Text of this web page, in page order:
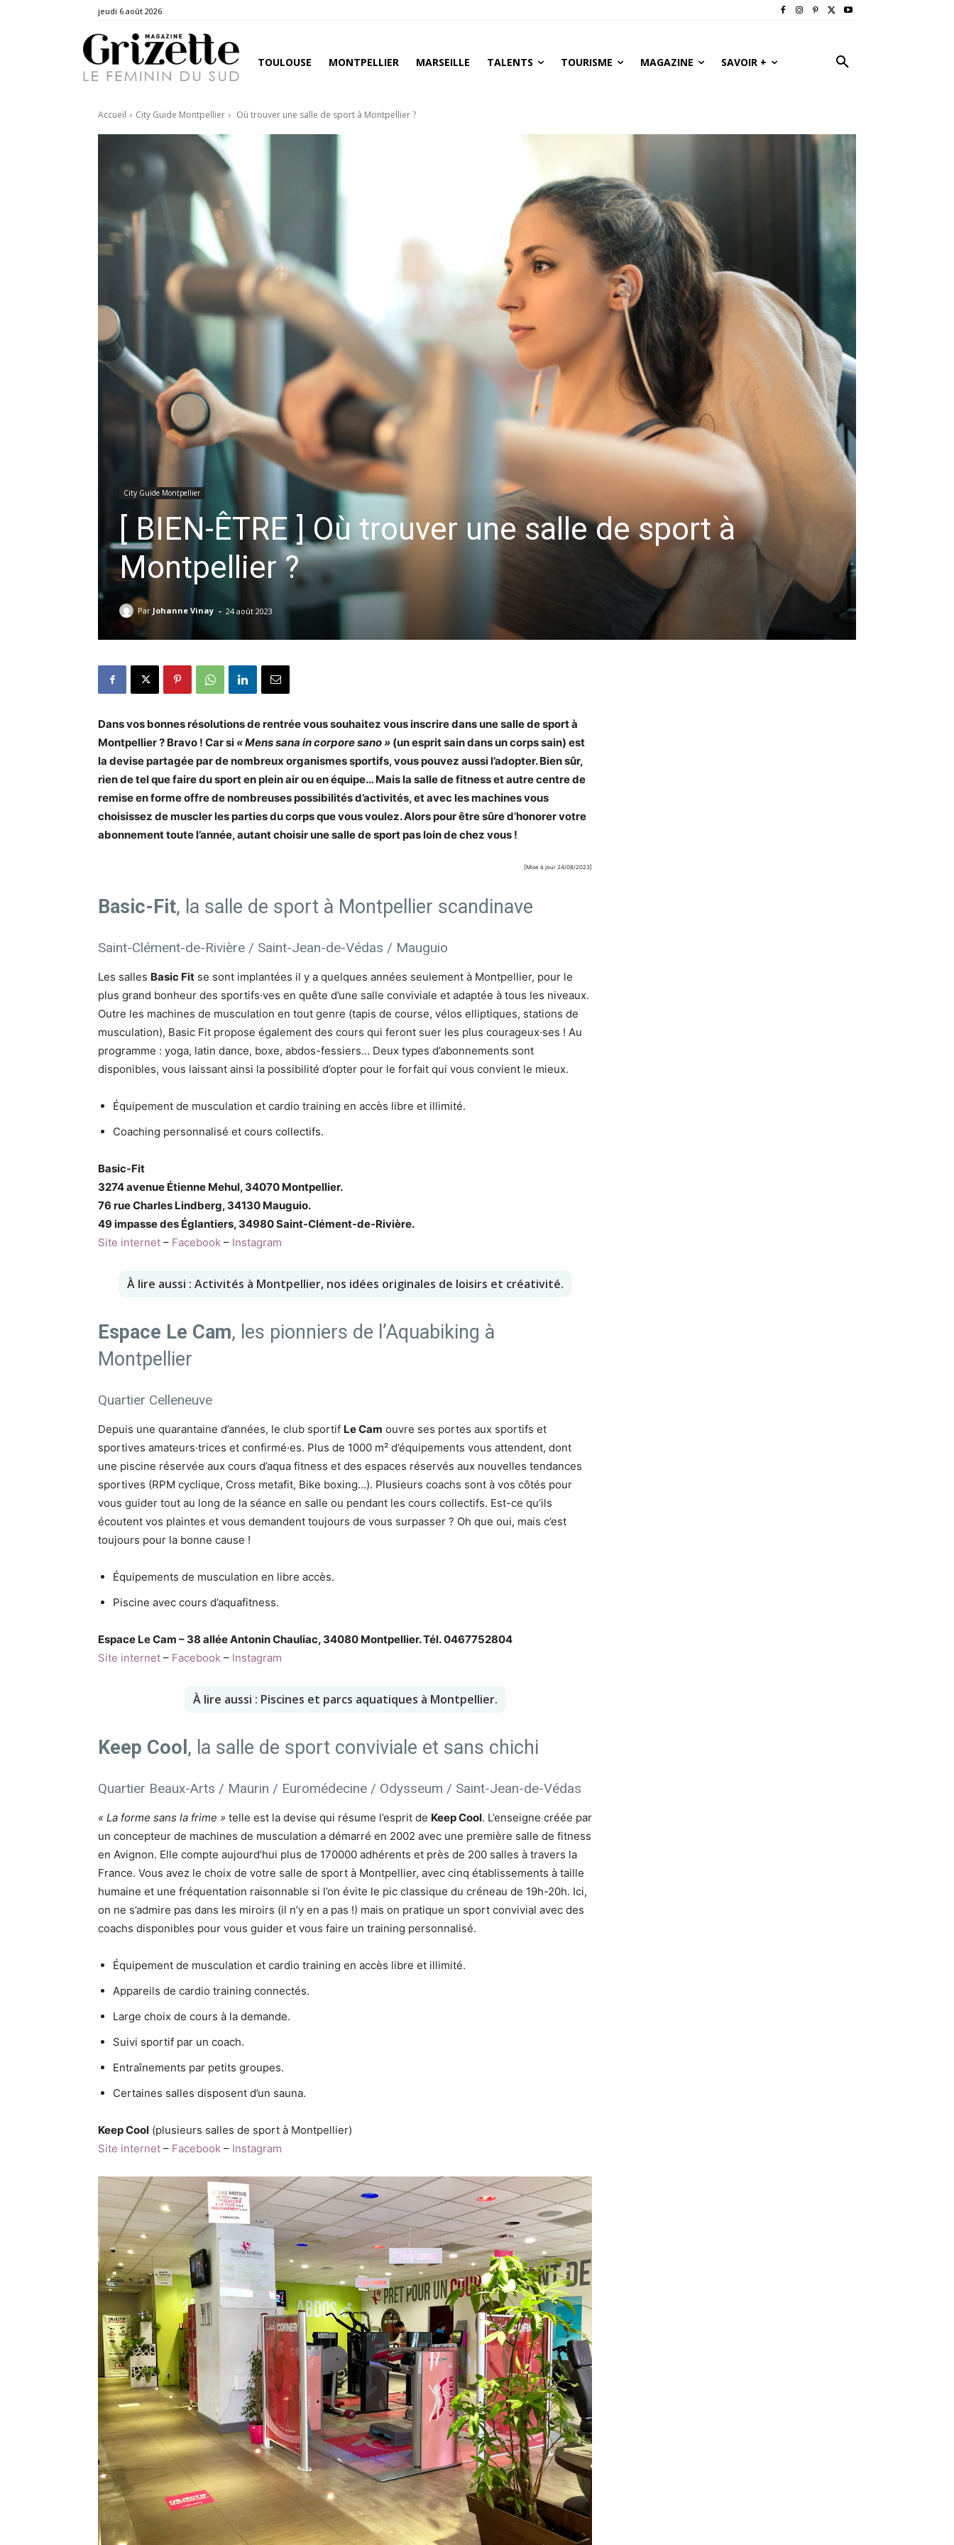
jeudi 6 août 2026
TOULOUSE MONTPELLIER MARSEILLE TALENTS TOURISME MAGAZINE SAVOIR +
Accueil City Guide Montpellier Où trouver une salle de sport à Montpellier ?
City Guide Montpellier
[ BIEN-ÊTRE ] Où trouver une salle de sport à
Montpellier ?
Par Johanne Vinay - 24 août 2023
Dans vos bonnes résolutions de rentrée vous souhaitez vous inscrire dans une salle de sport à
Montpellier ? Bravo ! Car si « Mens sana in corpore sano » (un esprit sain dans un corps sain) est
la devise partagée par de nombreux organismes sportifs, vous pouvez aussi l’adopter. Bien sûr,
rien de tel que faire du sport en plein air ou en équipe… Mais la salle de fitness et autre centre de
remise en forme offre de nombreuses possibilités d’activités, et avec les machines vous
choisissez de muscler les parties du corps que vous voulez. Alors pour être sûre d’honorer votre
abonnement toute l’année, autant choisir une salle de sport pas loin de chez vous !
[Mise à jour 24/08/2023]
Basic-Fit, la salle de sport à Montpellier scandinave
Saint-Clément-de-Rivière / Saint-Jean-de-Védas / Mauguio
Les salles Basic Fit se sont implantées il y a quelques années seulement à Montpellier, pour le
plus grand bonheur des sportifs·ves en quête d’une salle conviviale et adaptée à tous les niveaux.
Outre les machines de musculation en tout genre (tapis de course, vélos elliptiques, stations de
musculation), Basic Fit propose également des cours qui feront suer les plus courageux·ses ! Au
programme : yoga, latin dance, boxe, abdos-fessiers… Deux types d’abonnements sont
disponibles, vous laissant ainsi la possibilité d’opter pour le forfait qui vous convient le mieux.
Équipement de musculation et cardio training en accès libre et illimité.
Coaching personnalisé et cours collectifs.
Basic-Fit
3274 avenue Étienne Mehul, 34070 Montpellier.
76 rue Charles Lindberg, 34130 Mauguio.
49 impasse des Églantiers, 34980 Saint-Clément-de-Rivière.
Site internet – Facebook – Instagram
À lire aussi : Activités à Montpellier, nos idées originales de loisirs et créativité.
Espace Le Cam, les pionniers de l’Aquabiking à
Montpellier
Quartier Celleneuve
Depuis une quarantaine d’années, le club sportif Le Cam ouvre ses portes aux sportifs et
sportives amateurs·trices et confirmé·es. Plus de 1000 m² d’équipements vous attendent, dont
une piscine réservée aux cours d’aqua fitness et des espaces réservés aux nouvelles tendances
sportives (RPM cyclique, Cross metafit, Bike boxing…). Plusieurs coachs sont à vos côtés pour
vous guider tout au long de la séance en salle ou pendant les cours collectifs. Est-ce qu’ils
écoutent vos plaintes et vous demandent toujours de vous surpasser ? Oh que oui, mais c’est
toujours pour la bonne cause !
Équipements de musculation en libre accès.
Piscine avec cours d’aquafitness.
Espace Le Cam – 38 allée Antonin Chauliac, 34080 Montpellier. Tél. 0467752804
Site internet – Facebook – Instagram
À lire aussi : Piscines et parcs aquatiques à Montpellier.
Keep Cool , la salle de sport conviviale et sans chichi
Quartier Beaux-Arts / Maurin / Euromédecine / Odysseum / Saint-Jean-de-Védas
« La forme sans la frime » telle est la devise qui résume l’esprit de Keep Cool. L’enseigne créée par
un concepteur de machines de musculation a démarré en 2002 avec une première salle de fitness
en Avignon. Elle compte aujourd’hui plus de 170000 adhérents et près de 200 salles à travers la
France. Vous avez le choix de votre salle de sport à Montpellier, avec cinq établissements à taille
humaine et une fréquentation raisonnable si l’on évite le pic classique du créneau de 19h-20h. Ici,
on ne s’admire pas dans les miroirs (il n’y en a pas !) mais on pratique un sport convivial avec des
coachs disponibles pour vous guider et vous faire un training personnalisé.
Équipement de musculation et cardio training en accès libre et illimité.
Appareils de cardio training connectés.
Large choix de cours à la demande.
Suivi sportif par un coach.
Entraînements par petits groupes.
Certaines salles disposent d’un sauna.
Keep Cool (plusieurs salles de sport à Montpellier)
Site internet – Facebook – Instagram